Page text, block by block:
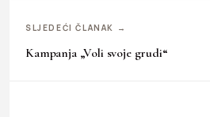
SLJEDEĆI ČLANAK →
Kampanja „Voli svoje grudi“